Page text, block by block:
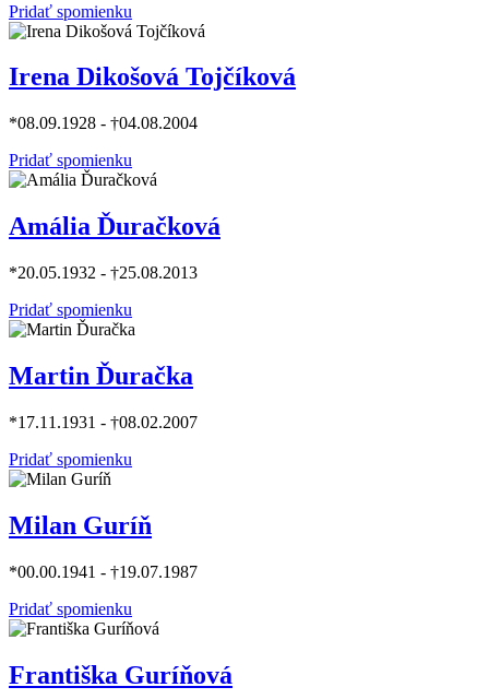
Pridať spomienku
Irena Dikošová Tojčíková
*08.09.1928 - †04.08.2004
Pridať spomienku
Amália Ďuračková
*20.05.1932 - †25.08.2013
Pridať spomienku
Martin Ďuračka
*17.11.1931 - †08.02.2007
Pridať spomienku
Milan Guríň
*00.00.1941 - †19.07.1987
Pridať spomienku
Františka Guríňová